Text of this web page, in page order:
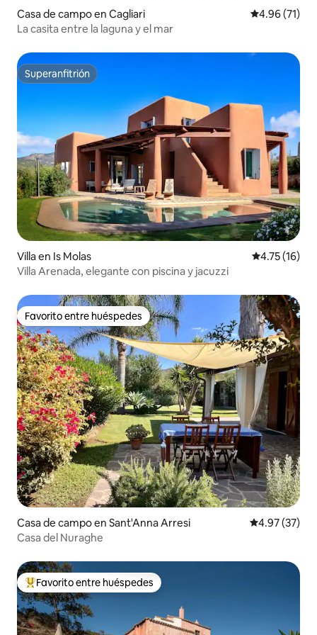
Casa de campo en Cagliari Calificación
4.96 (71)
La casita entre la laguna y el mar
Superanfitrión
Superanfitrión
Villa en Is Molas Calificación
4.75 (16)
Villa Arenada, elegante con piscina y jacuzzi
Favorito entre huéspedes
Favorito entre huéspedes
Casa de campo en Sant'Anna Arresi Calificación
4.97 (37)
Casa del Nuraghe
Favorito entre huéspedes preferido
Favorito entre huéspedes